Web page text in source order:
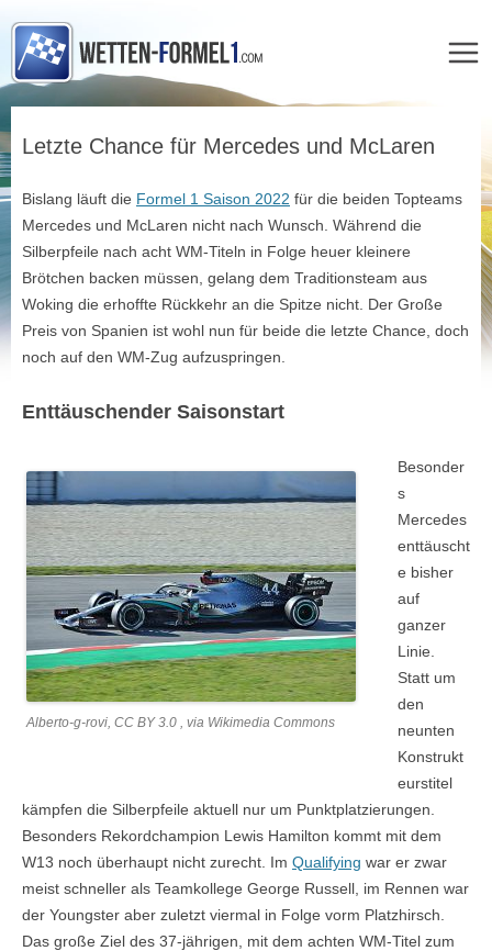
springen
Letzte Chance für Mercedes und McLaren
Bislang läuft die Formel 1 Saison 2022 für die beiden Topteams
Mercedes und McLaren nicht nach Wunsch. Während die
Silberpfeile nach acht WM-Titeln in Folge heuer kleinere
Brötchen backen müssen, gelang dem Traditionsteam aus
Woking die erhoffte Rückkehr an die Spitze nicht. Der Große
Preis von Spanien ist wohl nun für beide die letzte Chance, doch
noch auf den WM-Zug aufzuspringen.
Enttäuschender Saisonstart
Alberto-g-rovi, CC BY 3.0 , via Wikimedia Commons
Besonder
s
Mercedes
enttäuscht
e bisher
auf
ganzer
Linie.
Statt um
den
neunten
Konstrukt
eurstitel
kämpfen die Silberpfeile aktuell nur um Punktplatzierungen.
Besonders Rekordchampion Lewis Hamilton kommt mit dem
W13 noch überhaupt nicht zurecht. Im Qualifying war er zwar
meist schneller als Teamkollege George Russell, im Rennen war
der Youngster aber zuletzt viermal in Folge vorm Platzhirsch.
Das große Ziel des 37-jährigen, mit dem achten WM-Titel zum